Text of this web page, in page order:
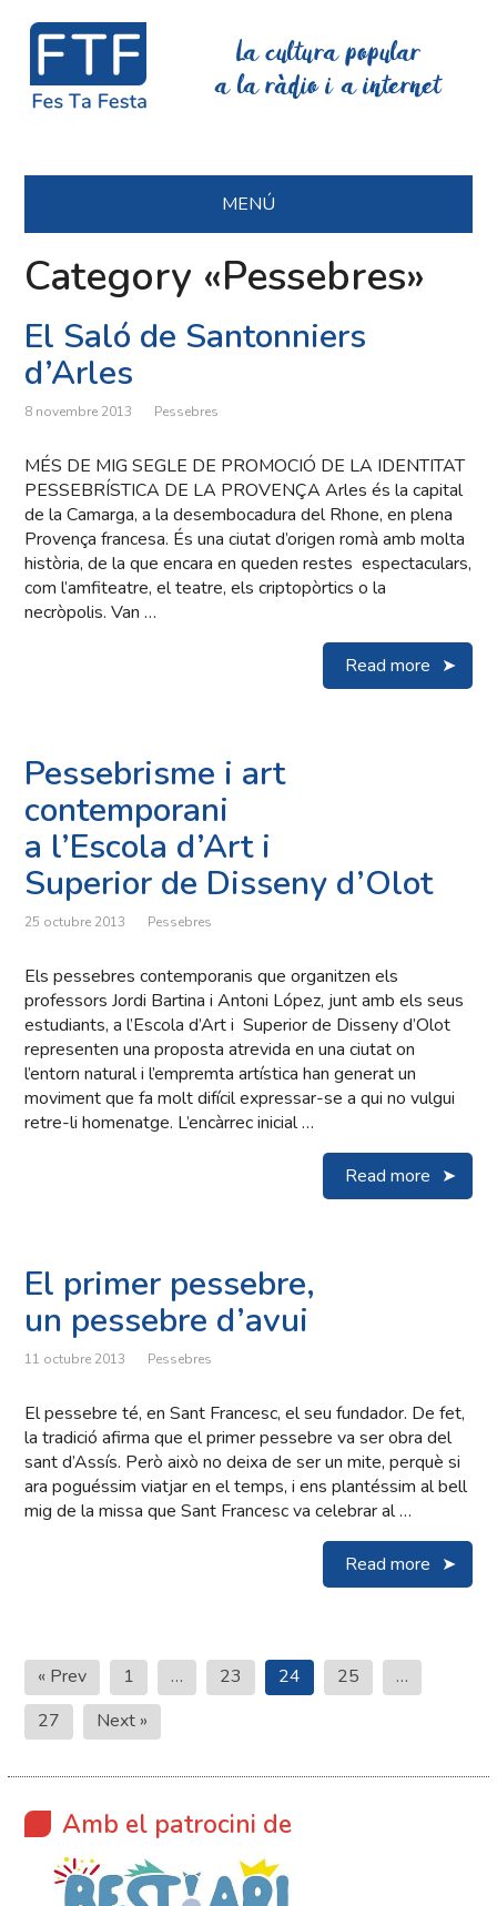
La cultura popular
a la ràdio i a internet
MENÚ
Category «Pessebres»
El Saló de Santonniers
d’Arles
8 novembre 2013 Pessebres
MÉS DE MIG SEGLE DE PROMOCIÓ DE LA IDENTITAT
PESSEBRÍSTICA DE LA PROVENÇA Arles és la capital
de la Camarga, a la desembocadura del Rhone, en plena
Provença francesa. És una ciutat d’origen romà amb molta
història, de la que encara en queden restes espectaculars,
com l’amfiteatre, el teatre, els criptopòrtics o la
necròpolis. Van …
Read more
Pessebrisme i art
contemporani
a l’Escola d’Art i
Superior de Disseny d’Olot
25 octubre 2013 Pessebres
Els pessebres contemporanis que organitzen els
professors Jordi Bartina i Antoni López, junt amb els seus
estudiants, a l’Escola d’Art i Superior de Disseny d’Olot
representen una proposta atrevida en una ciutat on
l’entorn natural i l’empremta artística han generat un
moviment que fa molt difícil expressar-se a qui no vulgui
retre-li homenatge. L’encàrrec inicial …
Read more
El primer pessebre,
un pessebre d’avui
11 octubre 2013 Pessebres
El pessebre té, en Sant Francesc, el seu fundador. De fet,
la tradició afirma que el primer pessebre va ser obra del
sant d’Assís. Però això no deixa de ser un mite, perquè si
ara poguéssim viatjar en el temps, i ens plantéssim al bell
mig de la missa que Sant Francesc va celebrar al …
Read more
Paginació
de
les
entrades
« Prev 1 … 23 24 25
…
27
Next »
Amb el patrocini de